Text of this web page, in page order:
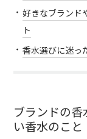
好きなブランド
ト
香水選びに迷っ
ブランドの
い香水のこと